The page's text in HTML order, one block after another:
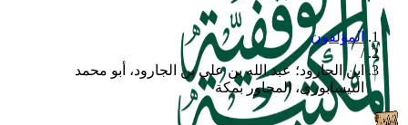
المؤلفون
/
ابن الجارود؛ عبد الله بن علي بن الجارود، أبو محمد
النيسابورى، المجاور بمكة